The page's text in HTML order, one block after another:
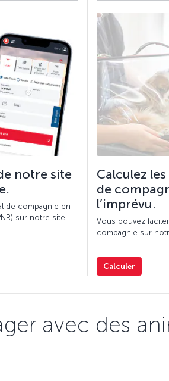
notre site
de compagnie en
sur notre site
Calculez
de
l’imprévu.
Vous pouvez
compagnie sur
Calculer
avec des